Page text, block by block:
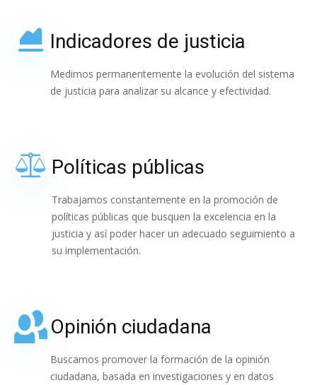
Indicadores de justicia
Medimos permanentemente la evolución del sistema
de justicia para analizar su alcance y efectividad.
Políticas públicas
Trabajamos constantemente en la promoción de
políticas públicas que busquen la excelencia en la
justicia y así poder hacer un adecuado seguimiento a
su implementación.
Opinión ciudadana
Buscamos promover la formación de la opinión
ciudadana, basada en investigaciones y en datos